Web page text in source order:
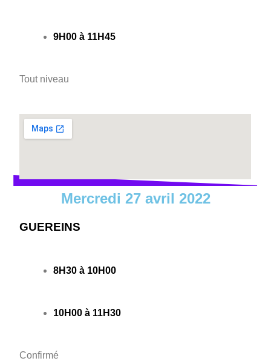
9H00 à 11H45
Tout niveau
Mercredi 27 avril 2022
GUEREINS
8H30 à 10H00
10H00 à 11H30
Confirmé